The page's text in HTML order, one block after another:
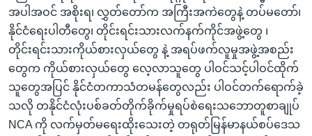
အပါအဝင် အစိုးရ၊ လွှတ်တော်က အကြီးအကဲတွေနဲ့ တပ်မတော်၊
နိုင်ငံရေးပါတီတွေ၊ တိုင်းရင်းသားလက်နက်ကိုင်အဖွဲ့တွေ ၊
တိုင်းရင်းသားကိုယ်စားလှယ်တွေ နဲ့ အရပ်ဖက်လူမှုအဖွဲ့အစည်း
တွေက ကိုယ်စားလှယ်တွေ လေ့လာသူတွေ ပါဝင်သင့်ပါဝင်ထိုက်
သူတွေအပြင် နိုင်ငံတကာသံတမန်တွေလည်း ပါဝင်တက်ရောက်ခဲ့
သလို တနိုင်ငံလုံးပစ်ခတ်တိုက်ခိုက်မှုရပ်စဲရေးသဘောတူစာချုပ်
NCA ကို လက်မှတ်မရေးထိုးသေးတဲ့ တရုတ်မြန်မာနယ်စပ်ဒေသ